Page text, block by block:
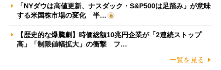
「NYダウは高値更新、ナスダック・S&P500は足踏み」が意味
する米国株市場の変化 半…
【歴史的な爆騰劇】時価総額10兆円企業が「2連続ストップ
高」「制限値幅拡大」の衝撃 フ…
一覧を見る